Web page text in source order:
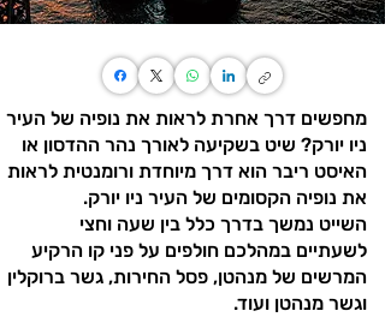
מחפשים דרך אחרת לראות את נופיה של העיר
ניו יורק? שיט בשקיעה לאורך נהר ההדסון או
האיסט ריבר הוא דרך מיוחדת ורומנטית לראות
את נופיה הקסומים של העיר ניו יורק.
השייט נמשך בדרך כלל בין שעה וחצי
לשעתיים במהלכם חולפים על פני קו הרקיע
המרשים של מנהטן, פסל החירות, גשר ברוקלין
וגשר מנהטן ועוד.